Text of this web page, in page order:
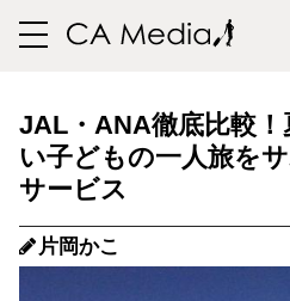
toggle
JAL・ANA徹底比較
い子どもの一人旅を
サービス
片岡かこ